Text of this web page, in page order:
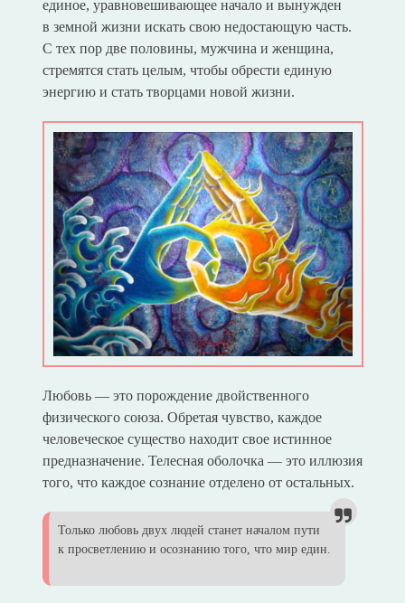
единое, уравновешивающее начало и вынужден
в земной жизни искать свою недостающую часть.
С тех пор две половины, мужчина и женщина,
стремятся стать целым, чтобы обрести единую
энергию и стать творцами новой жизни.
Любовь — это порождение двойственного
физического союза. Обретая чувство, каждое
человеческое существо находит свое истинное
предназначение. Телесная оболочка — это иллюзия
того, что каждое сознание отделено от остальных.
Только любовь двух людей станет началом пути
к просветлению и осознанию того, что мир един.